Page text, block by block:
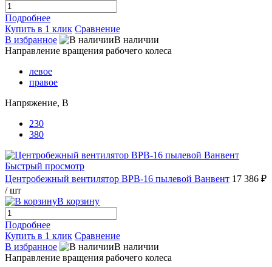
Подробнее
Купить в 1 клик Сравнение
В избранное
В наличии
Направление вращения рабочего колеса
левое
правое
Напряжение, В
230
380
Быстрый просмотр
Центробежный вентилятор ВРВ-16 пылевой Ванвент 17 386 ₽
/ шт
В корзину
Подробнее
Купить в 1 клик Сравнение
В избранное
В наличии
Направление вращения рабочего колеса